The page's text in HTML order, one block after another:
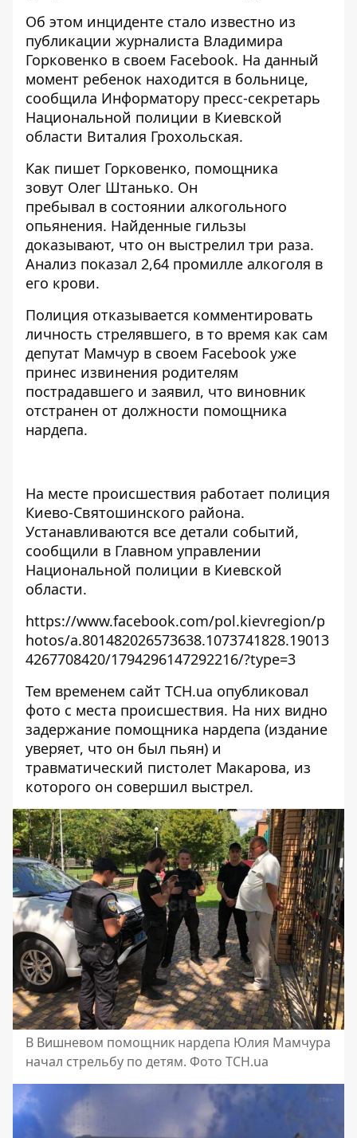
Об этом инциденте стало известно из
публикации журналиста Владимира
Горковенко в своем Facebook. На данный
момент ребенок находится в больнице,
сообщила Информатору пресс-секретарь
Национальной полиции в Киевской
области Виталия Грохольская.
Как пишет Горковенко, помощника
зовут Олег Штанько. Он
пребывал в состоянии алкогольного
опьянения. Найденные гильзы
доказывают, что он выстрелил три раза.
Анализ показал 2,64 промилле алкоголя в
его крови.
Полиция отказывается комментировать
личность стрелявшего, в то время как сам
депутат Мамчур в своем Facebook уже
принес извинения родителям
пострадавшего и заявил, что виновник
отстранен от должности помощника
нардепа.
На месте происшествия работает полиция
Киево-Святошинского района.
Устанавливаются все детали событий,
сообщили в Главном управлении
Национальной полиции в Киевской
области.
https://www.facebook.com/pol.kievregion/p
hotos/a.801482026573638.1073741828.19013
4267708420/1794296147292216/?type=3
Тем временем сайт ТСН.ua опубликовал
фото с места происшествия. На них видно
задержание помощника нардепа (издание
уверяет, что он был пьян) и
травматический пистолет Макарова, из
которого он совершил выстрел.
В Вишневом помощник нардепа Юлия Мамчура
начал стрельбу по детям. Фото ТСН.ua